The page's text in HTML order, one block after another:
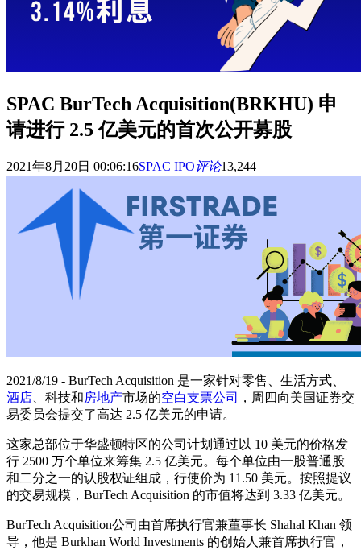
SPAC BurTech Acquisition(BRKHU) 申
请进行 2.5 亿美元的首次公开募股
2021年8月20日 00:06:16SPAC IPO评论13,244
2021/8/19 - BurTech Acquisition 是一家针对零售、生活方式、
酒店 、科技和房地产市场的空白支票公司
，周四向美国证券交
易委员会提交了高达 2.5 亿美元的申请。
这家总部位于华盛顿特区的公司计划通过以 10 美元的价格发
行 2500 万个单位来筹集 2.5 亿美元。每个单位由一股普通股
和二分之一的认股权证组成，行使价为 11.50 美元。按照提议
的交易规模，BurTech Acquisition 的市值将达到 3.33 亿美元。
BurTech Acquisition公司由首席执行官兼董事长 Shahal Khan 领
导，他是 Burkhan World Investments 的创始人兼首席执行官，